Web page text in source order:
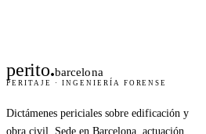
perito.barcelona
PERITAJE · INGENIERÍA FORENSE
Dictámenes periciales sobre edificación y
obra civil. Sede en Barcelona, actuación